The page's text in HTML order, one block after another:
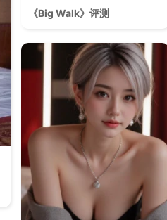
《Big Walk》评测